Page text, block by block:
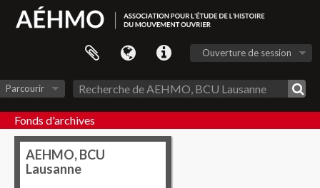
Ouverture de session
Parcourir
Fonds d'archives
AEHMO, BCU
Lausanne